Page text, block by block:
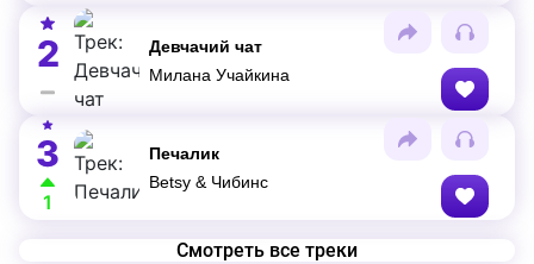
2
Девчачий чат
Милана Учайкина
3
1
Печалик
Betsy & Чибинс
Смотреть все треки